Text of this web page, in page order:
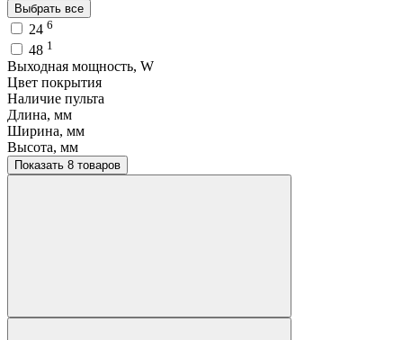
Выбрать все
24 6
48 1
Выходная мощность, W
Цвет покрытия
Наличие пульта
Длина, мм
Ширина, мм
Высота, мм
Показать 8 товаров